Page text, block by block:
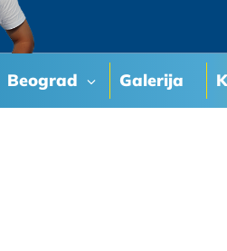
Beograd Galerija